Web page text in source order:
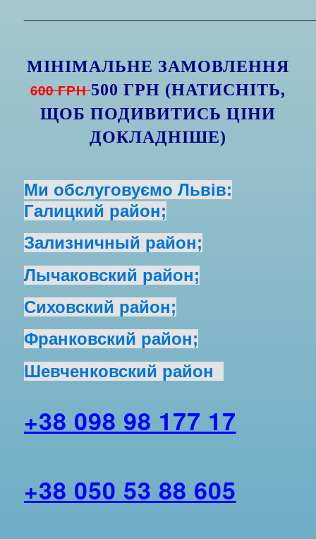
МІНІМАЛЬНЕ ЗАМОВЛЕННЯ
600 ГРН500 ГРН (НАТИСНІТЬ,
ЩОБ ПОДИВИТИСЬ ЦІНИ
ДОКЛАДНІШЕ)
Ми обслуговуємо Львів:
Галицкий район;
Зализничный район;
Лычаковский район;
Сиховский район;
Франковский район;
Шевченковский район
+38 098 98 177 17
+38 050 53 88 605